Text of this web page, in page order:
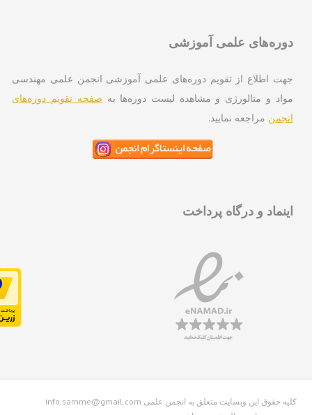
علمی آموزشی
اطلاع از تقویم دوره‌های علمی آموزشی انجمن علمی مهندسی
و متالورژی و مشاهده لیست دوره‌ها بهصفحه تقویم دوره‌های
مراجعه نمایید.
و درگاه پرداخت
info.samme@gmail.com کلیه حقوق این وبسایت متعلق به انجمن علمی